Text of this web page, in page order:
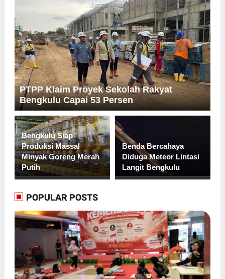
PTPP Klaim Proyek Sekolah Rakyat
Bengkulu Capai 53 Persen
Bengkulu Siap
Produksi Massal
Minyak Goreng Merah
Putih
Benda Bercahaya
Diduga Meteor Lintasi
Langit Bengkulu
POPULAR POSTS